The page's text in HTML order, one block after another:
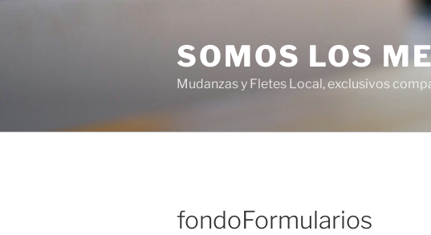
SOMOS LOS
Mudanzas y Fletes Local, exclusivos
fondoFormularios